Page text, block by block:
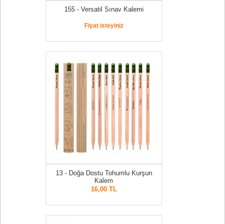
155 - Versatil Sınav Kalemi
Fiyat isteyiniz
13 - Doğa Dostu Tohumlu Kurşun
Kalem
16,00 TL